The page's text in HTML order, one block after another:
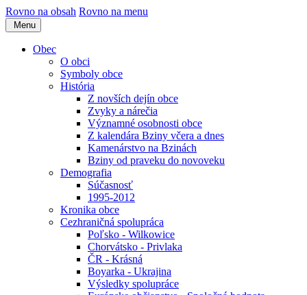
Rovno na obsah Rovno na menu
Menu
Obec
O obci
Symboly obce
História
Z novších dejín obce
Zvyky a nárečia
Významné osobnosti obce
Z kalendára Bziny včera a dnes
Kamenárstvo na Bzinách
Bziny od praveku do novoveku
Demografia
Súčasnosť
1995-2012
Kronika obce
Cezhraničná spolupráca
Poľsko - Wilkowice
Chorvátsko - Privlaka
ČR - Krásná
Boyarka - Ukrajina
Výsledky spolupráce